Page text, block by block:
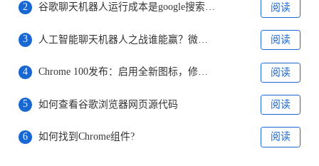
2 谷歌聊天机器人运行成本是google搜索的10倍 阅读
3 人工智能聊天机器人之战谁能赢？微软谷歌对决才刚刚开始 阅读
4 Chrome 100发布：启用全新图标，修复28个安全漏洞 阅读
5 如何查看谷歌浏览器网页源代码 阅读
6 如何找到Chrome组件? 阅读